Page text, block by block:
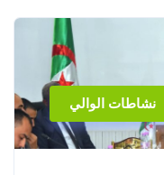
نشاطات الوالي